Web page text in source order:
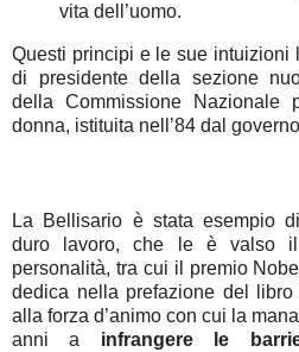
vita dell’uomo.
Questi principi e le sue intuizioni
di presidente della sezione
della Commissione
donna, istituita nell’84 dal
La Bellisario è stata esempio
duro lavoro, che le è valso il
personalità, tra cui il premio
dedica nella prefazione del
alla forza d’animo con cui la
anni a infrangere le